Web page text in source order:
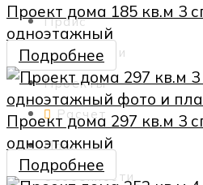
Прайс
Реализации
Проекты
Расчет
План
Особенности
Проект дома 185 кв.м 3
одноэтажный
Подробнее
Проект дома 297 кв.м 3
одноэтажный
Подробнее